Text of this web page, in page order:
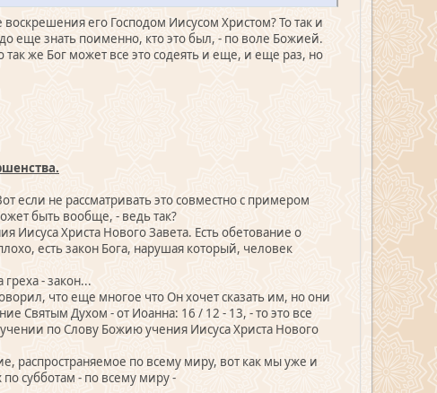
его Господом Иисусом Христом? То так и
еще знать поименно, кто это был, - по воле Божией.
же Бог может все это содеять и еще, и еще раз, но
если не рассматривать это совместно с примером
быть вообще, - ведь так?
Иисуса Христа Нового Завета. Есть обетование о
есть закон Бога, нарушая который, человек
- закон...
что еще многое что Он хочет сказать им, но они
Святым Духом - от Иоанна: 16 / 12 - 13, - то это все
по Слову Божию учения Иисуса Христа Нового
распространяемое по всему миру, вот как мы уже и
субботам - по всему миру -